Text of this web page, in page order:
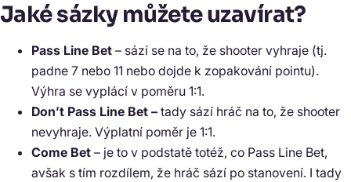
Jaké sázky můžete uzavírat?
Pass Line Bet – sází se na to, že shooter vyhraje (tj.
padne 7 nebo 11 nebo dojde k zopakování pointu).
Výhra se vyplácí v poměru 1:1.
Don’t Pass Line Bet – tady sází hráč na to, že shooter
nevyhraje. Výplatní poměr je 1:1.
Come Bet – je to v podstatě totéž, co Pass Line Bet,
avšak s tím rozdílem, že hráč sází po stanovení. I tady